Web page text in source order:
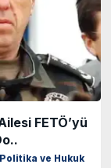
FETÖ’yü
ve Hukuk